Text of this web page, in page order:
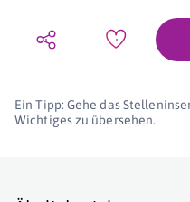
Ein Tipp: Gehe das
Wichtiges zu übersehen.